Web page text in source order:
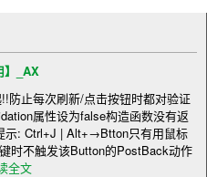
】_AX
防止每次刷新/点击按钮时都对验证
属性设为false构造函数没有返
示: Ctrl+J | Alt+→Btton只有用鼠标
时不触发该Button的PostBack动作
全文